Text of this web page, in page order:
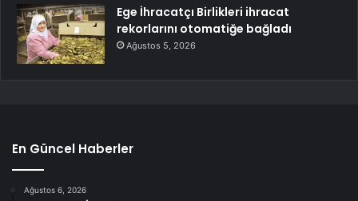
Ege İhracatçı Birlikleri ihracat
rekorlarını otomatiğe bağladı
Ağustos 5, 2026
En Güncel Haberler
Ağustos 6, 2026